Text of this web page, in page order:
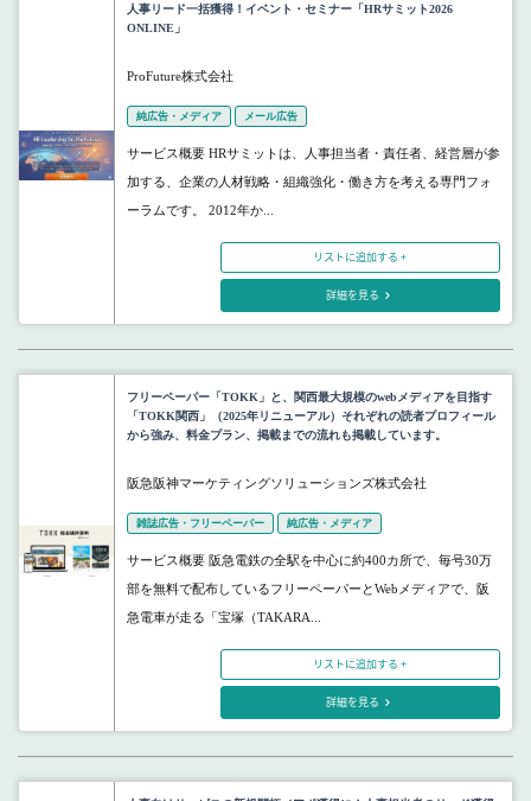
人事リード一括獲得！イベント・セミナー「HRサミット2026
ONLINE」
ProFuture株式会社
純広告・メディア メール広告
サービス概要 HRサミットは、人事担当者・責任者、経営層が参
加する、企業の人材戦略・組織強化・働き方を考える専門フォ
ーラムです。 2012年か...
リストに追加する +
詳細を見る
フリーペーパー「TOKK」と、関西最大規模のwebメディアを目指す
「TOKK関西」（2025年リニューアル）それぞれの読者プロフィール
から強み、料金プラン、掲載までの流れも掲載しています。
阪急阪神マーケティングソリューションズ株式会社
雑誌広告・フリーペーパー 純広告・メディア
サービス概要 阪急電鉄の全駅を中心に約400カ所で、毎号30万
部を無料で配布しているフリーペーパーとWebメディアで、阪
急電車が走る「宝塚（TAKARA...
リストに追加する +
詳細を見る